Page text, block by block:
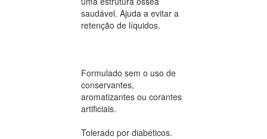
saudável. Ajuda a evitar a
retenção de líquidos.
Formulado sem o uso de
conservantes,
aromatizantes ou corantes
artificiais.
Tolerado por diabéticos.